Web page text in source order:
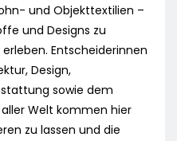
und Objekttextilien –
und Designs zu
Entscheiderinnen
Design,
sowie dem
Welt kommen hier
zu lassen und die